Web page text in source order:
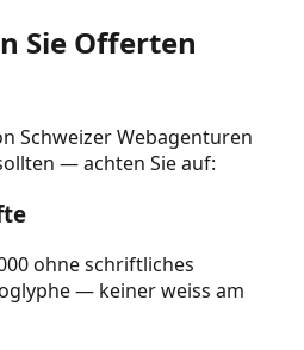
Sie Offerten
Schweizer Webagenturen
— achten Sie auf:
ohne schriftliches
— keiner weiss am